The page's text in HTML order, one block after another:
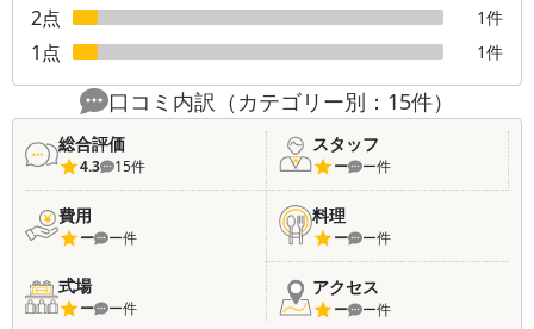
2点 1件
1 点 1件
口コミ内訳（カテゴリー別： 15件）
総合評価
4.3 15件
スタッフ
ー ー件
費用
ー ー件
料理
ー ー件
式場
ー ー件
アクセス
ー ー件